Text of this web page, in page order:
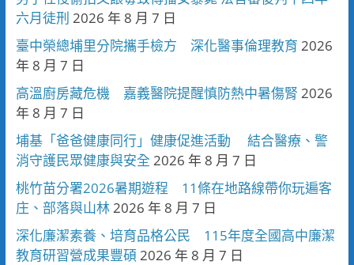
六月徒刑 2026 年 8 月 7 日
臺中榮總埔里分院攜手檢方 深化醫事倫理教育 2026
年 8 月 7 日
高溫廚房藏危機 嘉義醫院提醒慎防熱中暑傷腎 2026
年 8 月 7 日
埔基「爸爸健康同行」健康促進活動 結合醫療、警
消守護民眾健康與安全 2026 年 8 月 7 日
桃竹苗分署2026暑期遊程 11條在地路線帶你玩遍客
庄、部落與山林 2026 年 8 月 7 日
深化廉潔素養、培育品格公民 115年度全國高中廉潔
教育研習營成果豐碩 2026 年 8 月 7 日